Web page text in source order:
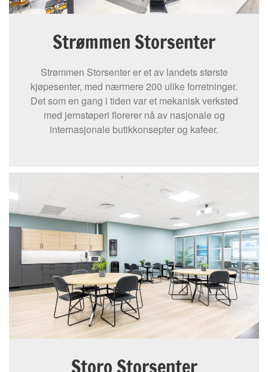
Strømmen Storsenter
Strømmen Storsenter er et av landets største
kjøpesenter, med nærmere 200 ulike forretninger.
Det som en gang i tiden var et mekanisk verksted
med jernstøperi florerer nå av nasjonale og
internasjonale butikkonsepter og kafeer.